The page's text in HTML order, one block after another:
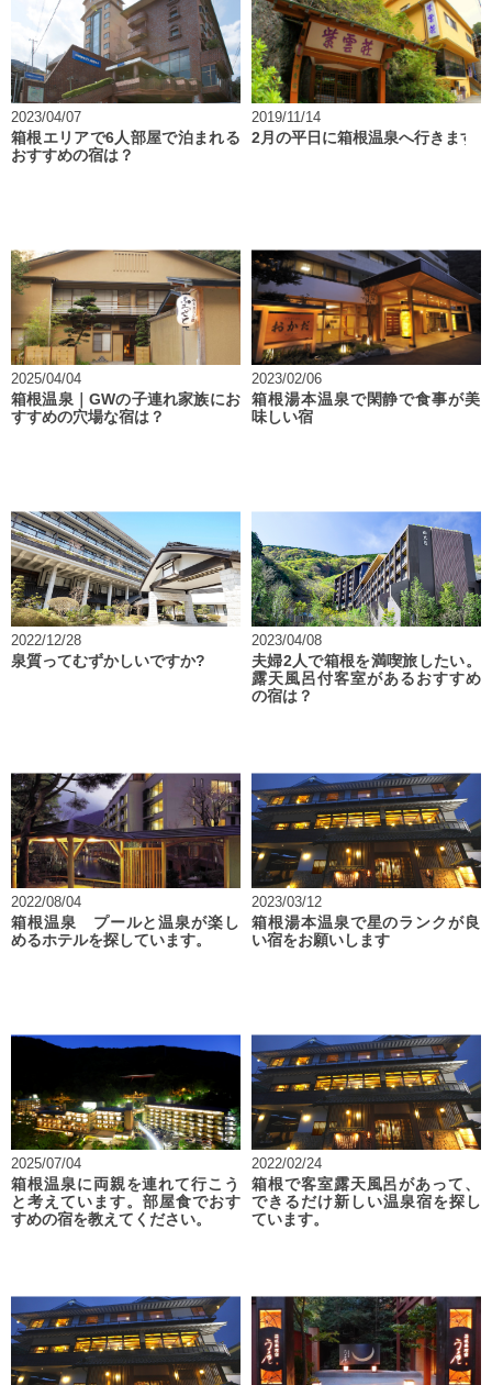
2023/04/07
箱根エリアで6人部屋で泊まれる
おすすめの宿は？
2019/11/14
2月の平日に箱根温泉へ行きます
2025/04/04
箱根温泉｜GWの子連れ家族にお
すすめの穴場な宿は？
2023/02/06
箱根湯本温泉で閑静で食事が美
味しい宿
2022/12/28
泉質ってむずかしいですか?
2023/04/08
夫婦2人で箱根を満喫旅したい。
露天風呂付客室があるおすすめ
の宿は？
2022/08/04
箱根温泉 プールと温泉が楽し
めるホテルを探しています。
2023/03/12
箱根湯本温泉で星のランクが良
い宿をお願いします
2025/07/04
箱根温泉に両親を連れて行こう
と考えています。部屋食でおす
すめの宿を教えてください。
2022/02/24
箱根で客室露天風呂があって、
できるだけ新しい温泉宿を探し
ています。